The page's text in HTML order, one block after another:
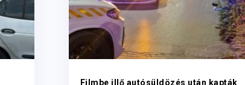
Filmbe illő autósüldözés után kapták